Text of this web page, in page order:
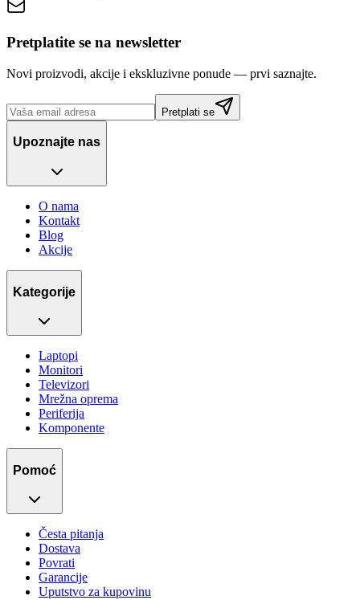
Pretplatite se na newsletter
Novi proizvodi, akcije i ekskluzivne ponude — prvi saznajte.
Pretplati se
Upoznajte nas
O nama
Kontakt
Blog
Akcije
Kategorije
Laptopi
Monitori
Televizori
Mrežna oprema
Periferija
Komponente
Pomoć
Česta pitanja
Dostava
Povrati
Garancije
Uputstvo za kupovinu